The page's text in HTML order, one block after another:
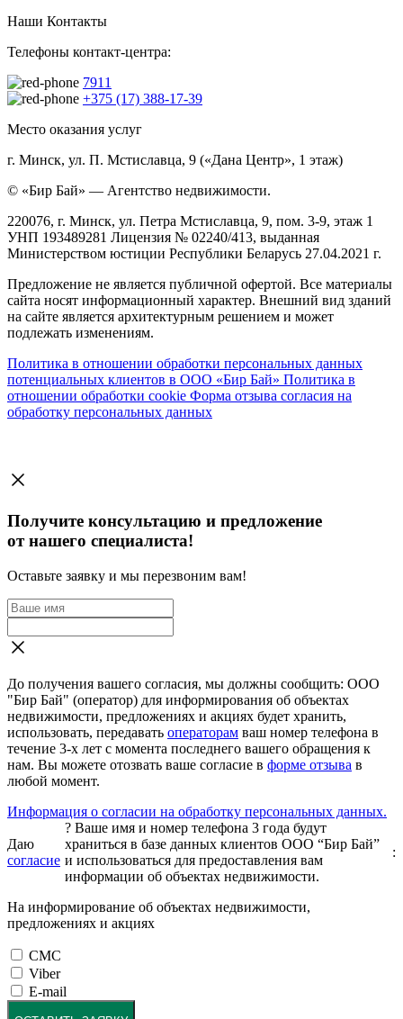
Наши Контакты
Телефоны контакт-центра:
7911
+375 (17) 388-17-39
Место оказания услуг
г. Минск, ул. П. Мстиславца, 9 («Дана Центр», 1 этаж)
© «Бир Бай» — Агентство недвижимости.
220076, г. Минск, ул. Петра Мстиславца, 9, пом. 3-9, этаж 1
УНП 193489281 Лицензия № 02240/413, выданная
Министерством юстиции Республики Беларусь 27.04.2021 г.
Предложение не является публичной офертой. Все материалы
сайта носят информационный характер. Внешний вид зданий
на сайте является архитектурным решением и может
подлежать изменениям.
Политика в отношении обработки персональных данных
потенциальных клиентов в ООО «Бир Бай» Политика в
отношении обработки cookie Форма отзыва согласия на
обработку персональных данных
Получите консультацию и предложение
от нашего специалиста!
Оставьте заявку и мы перезвоним вам!
До получения вашего согласия, мы должны сообщить: ООО
"Бир Бай" (оператор) для информирования об объектах
недвижимости, предложениях и акциях будет хранить,
использовать, передавать операторам ваш номер телефона в
течение 3-х лет с момента последнего вашего обращения к
нам. Вы можете отозвать ваше согласие в форме отзыва в
любой момент.
Информация о согласии на обработку персональных данных.
Даю
согласие
? Ваше имя и номер телефона 3 года будут
храниться в базе данных клиентов ООО “Бир Бай”
и использоваться для предоставления вам
информации об объектах недвижимости.
:
На информирование об объектах недвижимости,
предложениях и акциях
СМС
Viber
E-mail